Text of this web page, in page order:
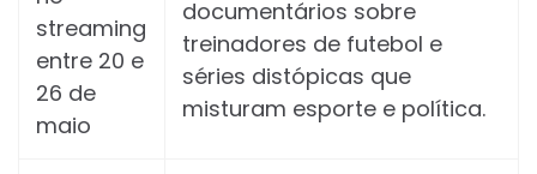
streaming
entre 20 e
26 de
maio
documentários sobre
treinadores de futebol e
séries distópicas que
misturam esporte e política.